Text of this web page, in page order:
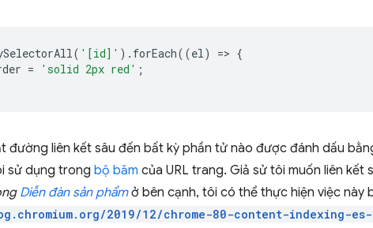
( '[id]' ). forEach((el) => {
= 'solid 2px red' ;
đường liên kết sâu đến bất kỳ phần tử nào được đánh dấu
sử dụng trong bộ băm của URL trang. Giả sử tôi muốn liên kết
Diễn đàn sản phẩmở bên cạnh, tôi có thể thực hiện việc này
2019/12/chrome-80-content-indexing-es-